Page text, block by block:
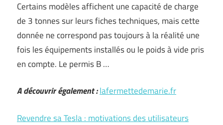
Certains modèles affichent une capacité de charge
de 3 tonnes sur leurs fiches techniques, mais cette
donnée ne correspond pas toujours à la réalité une
fois les équipements installés ou le poids à vide pris
en compte. Le permis B …
A découvrir également :lafermettedemarie.fr
Revendre sa Tesla : motivations des utilisateurs